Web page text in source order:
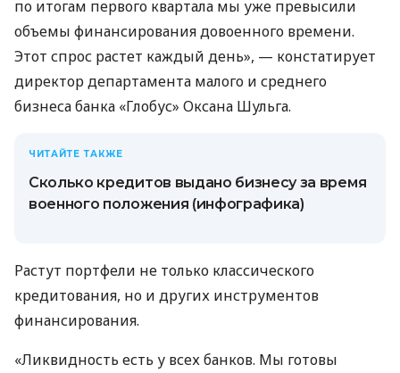
по итогам первого квартала мы уже превысили
объемы финансирования довоенного времени.
Этот спрос растет каждый день», — констатирует
директор департамента малого и среднего
бизнеса банка «Глобус» Оксана Шульга.
ЧИТАЙТЕ ТАКЖЕ
Сколько кредитов выдано бизнесу за время
военного положения (инфографика)
Растут портфели не только классического
кредитования, но и других инструментов
финансирования.
«Ликвидность есть у всех банков. Мы готовы